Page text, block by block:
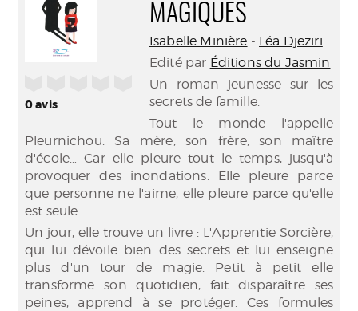
0avis
MAGIQUES
Isabelle Minière - Léa Djeziri
Edité par Éditions du Jasmin
Un roman jeunesse sur les
secrets de famille.
Tout le monde l'appelle
Pleurnichou. Sa mère, son frère, son maître
d'école… Car elle pleure tout le temps, jusqu'à
provoquer des inondations. Elle pleure parce
que personne ne l'aime, elle pleure parce qu'elle
est seule…
Un jour, elle trouve un livre : L'Apprentie Sorcière,
qui lui dévoile bien des secrets et lui enseigne
plus d'un tour de magie. Petit à petit elle
transforme son quotidien, fait disparaître ses
peines, apprend à se protéger. Ces formules